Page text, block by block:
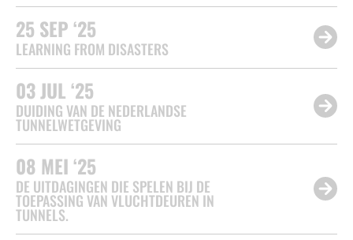
CONTACT
25 SEP ‘25
LEARNING FROM DISASTERS
03JUL ‘25
DUIDING VAN DE NEDERLANDSE
TUNNELWETGEVING
08 MEI ‘25
DE UITDAGINGEN DIE SPELEN BIJ DE
TOEPASSING VAN VLUCHTDEUREN IN
TUNNELS.